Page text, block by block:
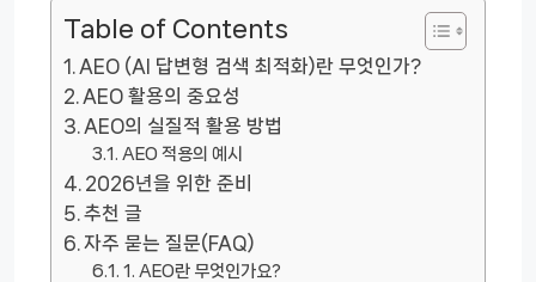
Table of Contents
AEO (AI 답변형 검색 최적화)란 무엇인가?
AEO 활용의 중요성
AEO의 실질적 활용 방법
AEO 적용의 예시
2026년을 위한 준비
추천 글
자주 묻는 질문(FAQ)
1. AEO란 무엇인가요?